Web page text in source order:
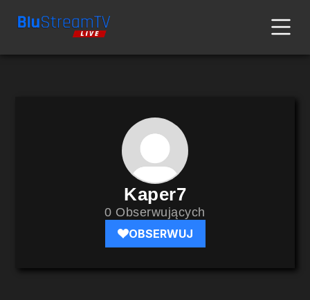
Kaper7
0 Obserwujących
OBSERWUJ